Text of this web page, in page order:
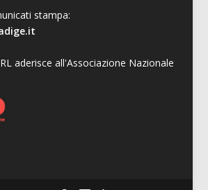
stampa:
aderisce all'Associazione Nazionale